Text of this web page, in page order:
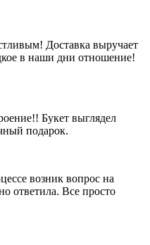
Доставка выручает
в наши дни отношение!
Букет выглядел
подарок.
возник вопрос на
ответила. Все просто